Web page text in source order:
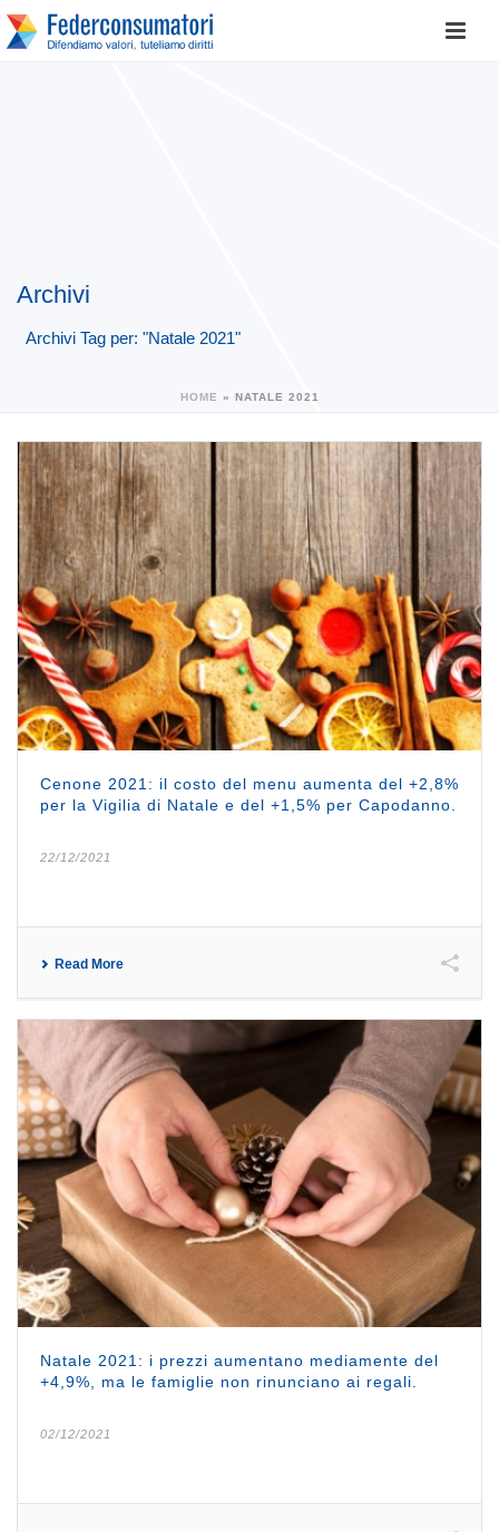
Archivi
Archivi Tag per: "Natale 2021"
HOME » NATALE 2021
Cenone 2021: il costo del menu aumenta del +2,8%
per la Vigilia di Natale e del +1,5% per Capodanno.
22/12/2021
Read More
Natale 2021: i prezzi aumentano mediamente del
+4,9%, ma le famiglie non rinunciano ai regali.
02/12/2021